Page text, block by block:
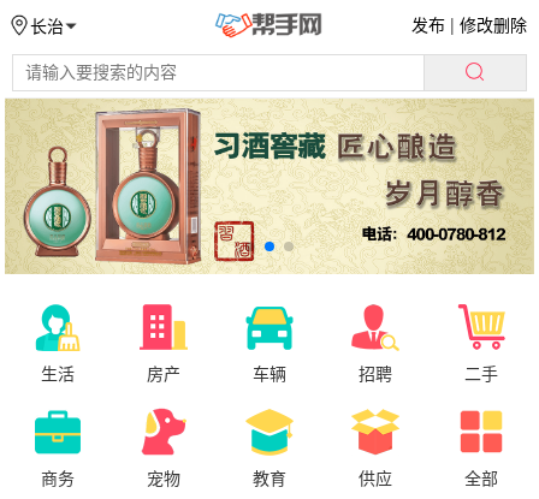
长治 发布 |修改删除
生活 房产 车辆 招聘 二手
商务 宠物 教育 供应 全部